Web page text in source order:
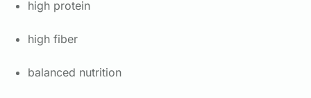
high protein
high fiber
balanced nutrition